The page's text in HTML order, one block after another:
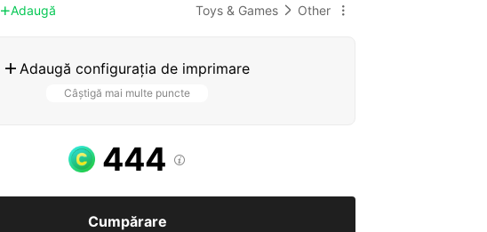
Adaugă Toys & Games  Other 
 Adaugă configurația de imprimare
Câștigă mai multe puncte
444 
Cumpărare